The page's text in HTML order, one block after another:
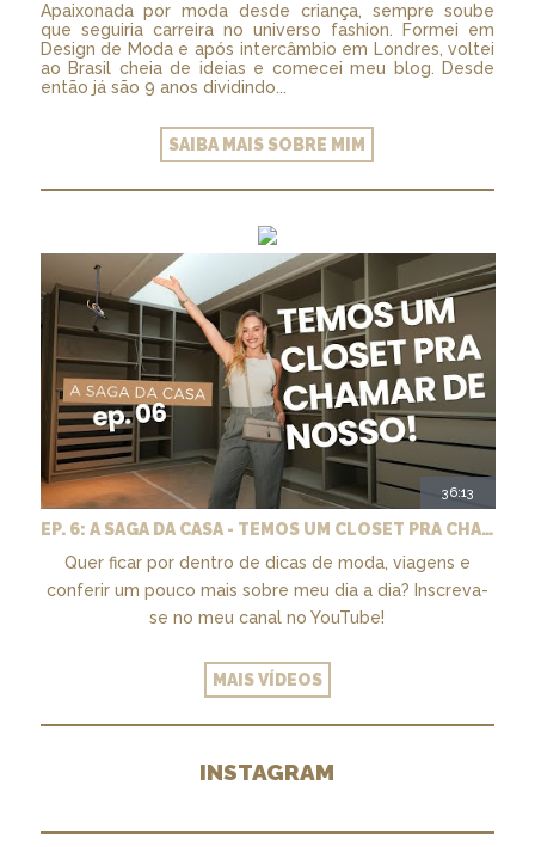
Apaixonada por moda desde criança, sempre soube
que seguiria carreira no universo fashion. Formei em
Design de Moda e após intercâmbio em Londres, voltei
ao Brasil cheia de ideias e comecei meu blog. Desde
então já são 9 anos dividindo...
SAIBA MAIS SOBRE MIM
36:13
EP. 6: A SAGA DA CASA - TEMOS UM CLOSET PRA CHAMAR DE NOSSO + MARCENARIA E PAISAGISMO
Quer ficar por dentro de dicas de moda, viagens e
conferir um pouco mais sobre meu dia a dia? Inscreva-
se no meu canal no YouTube!
MAIS VÍDEOS
INSTAGRAM